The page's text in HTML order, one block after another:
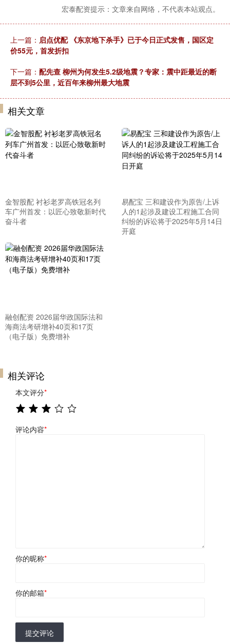
宏泰配资提示：文章来自网络，不代表本站观点。
上一篇： 启点优配 《东京地下杀手》已于今日正式发售，国区定
价55元，首发折扣
下一篇： 配先查 柳州为何发生5.2级地震？专家：震中距最近的断
层不到5公里，近百年来柳州最大地震
相关文章
金智股配 衬衫老罗高铁冠名列
车广州首发：以匠心致敬新时代
奋斗者
易配宝 三和建设作为原告/上诉
人的1起涉及建设工程施工合同
纠纷的诉讼将于2025年5月14日
开庭
融创配资 2026届华政国际法和
海商法考研增补40页和17页
（电子版）免费增补
相关评论
本文评分*
评论内容*
你的昵称*
你的邮箱*
提交评论